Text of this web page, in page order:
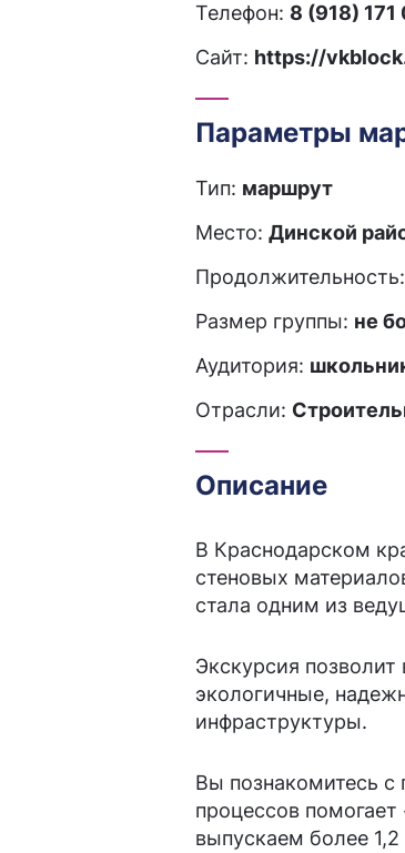
Телефон: 8 (918) 171
Сайт: https://
Параметры
Тип: маршрут
Место: Динской
Продолжительность:
Размер группы: не
Аудитория:
Отрасли:
Описание
В Краснодарском
стеновых
стала одним из
Экскурсия
экологичные,
инфраструктуры.
Вы познакомитесь с
процессов
выпускаем более